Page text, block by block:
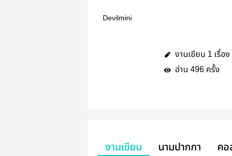
Devilmini
งานเขียน 1 เรื่อง
อ่าน 496 ครั้ง
งานเขียน นามปากกา คอ